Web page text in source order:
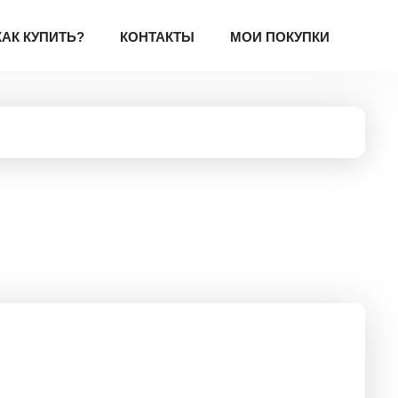
КУПИТЬ? КОНТАКТЫ МОИ ПОКУПКИ